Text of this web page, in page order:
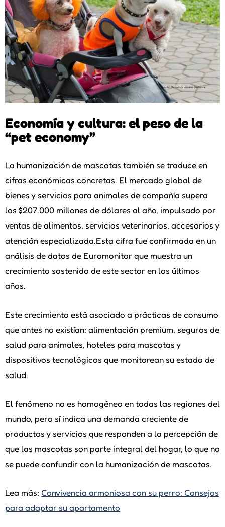
Economía y cultura: el peso de la
“pet economy”
La humanización de mascotas también se traduce en
cifras económicas concretas. El mercado global de
bienes y servicios para animales de compañía supera
los $207.000 millones de dólares al año, impulsado por
ventas de alimentos, servicios veterinarios, accesorios y
atención especializada.Esta cifra fue confirmada en un
análisis de datos de Euromonitor que muestra un
crecimiento sostenido de este sector en los últimos
años.
Este crecimiento está asociado a prácticas de consumo
que antes no existían: alimentación premium, seguros de
salud para animales, hoteles para mascotas y
dispositivos tecnológicos que monitorean su estado de
salud.
El fenómeno no es homogéneo en todas las regiones del
mundo, pero sí indica una demanda creciente de
productos y servicios que responden a la percepción de
que las mascotas son parte integral del hogar, lo que no
se puede confundir con la humanización de mascotas.
Lea más: Convivencia armoniosa con su perro: Consejos
para adaptar su apartamento